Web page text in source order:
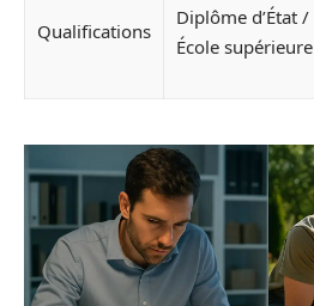
Qualifications
Diplôme d’État /
École supérieure